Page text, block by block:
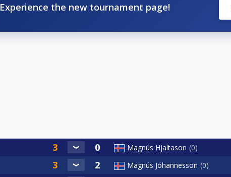
Experience the new tournament page!
Magnús Hjaltason 0
Magnús Jóhannesson 0